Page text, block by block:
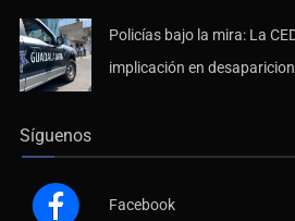
Policías bajo la mira: La
implicación en
Síguenos
Facebook